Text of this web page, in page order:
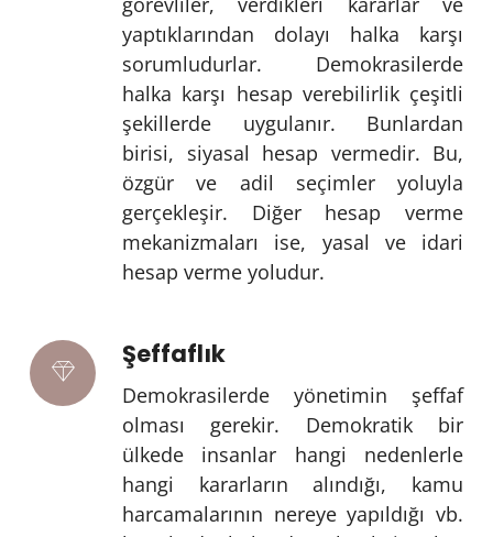
yaptıklarından dolayı halka karşı
sorumludurlar. Demokrasilerde
halka karşı hesap verebilirlik çeşitli
şekillerde uygulanır. Bunlardan
birisi, siyasal hesap vermedir. Bu,
özgür ve adil seçimler yoluyla
gerçekleşir. Diğer hesap verme
mekanizmaları ise, yasal ve idari
hesap verme yoludur.
Şeffaflık
Demokrasilerde yönetimin şeffaf
olması gerekir. Demokratik bir
ülkede insanlar hangi nedenlerle
hangi kararların alındığı, kamu
harcamalarının nereye yapıldığı vb.